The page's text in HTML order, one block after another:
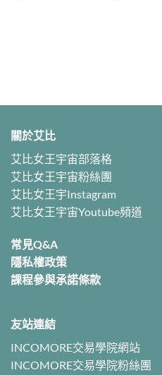
關於艾比
艾比女王宇宙部落格
艾比女王宇宙粉絲團
艾比女王宇Instagram
艾比女王宇宙Youtube頻道
常見Q&A
隱私權政策
課程參與承諾條款
友站連結
INCOMORE交易學院網站
INCOMORE交易學院粉絲團